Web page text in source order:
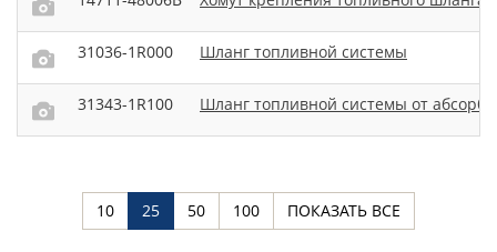
31036-1R000 Шланг топливной системы
31343-1R100 Шланг топливной системы от
10 25 50 100 ПОКАЗАТЬ ВСЕ